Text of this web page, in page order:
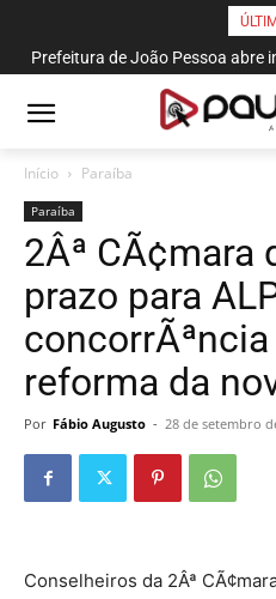
Prefeitura de João Pessoa abre
de corte e costura,
Início Paraí­ba
Paraí­ba
2Âª CÃ¢mara
prazo para
reforma da
Por Fábio Augusto - 28 de setembro
Conselheiros da 2Âª